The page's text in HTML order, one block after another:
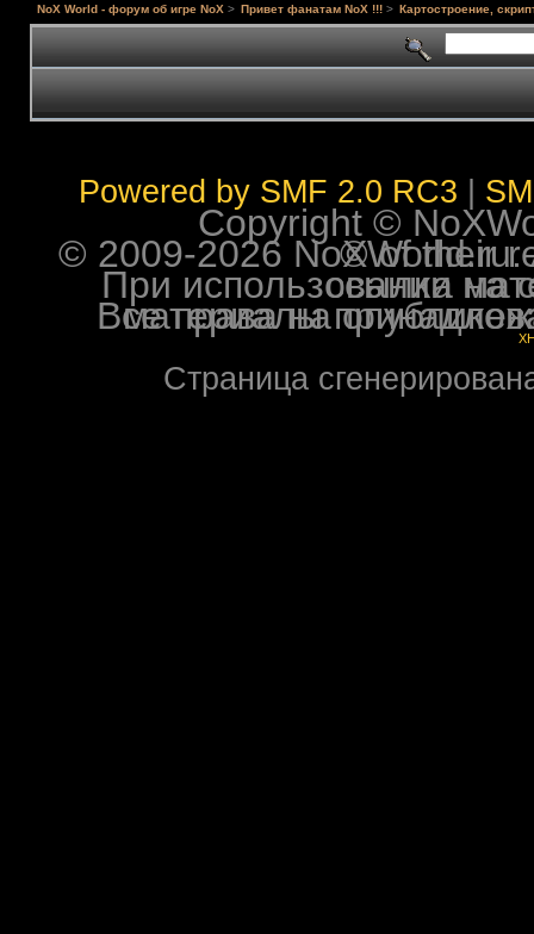
NoX World - форум об игре NoX > Привет фанатам NoX !!! > Картостроение,
Powered by SMF 2.0 RC3
Copyright ©
© 2009-2026 NoXWorld.ru. All
При использовании
Все права на опубликованные на форуме
Страница